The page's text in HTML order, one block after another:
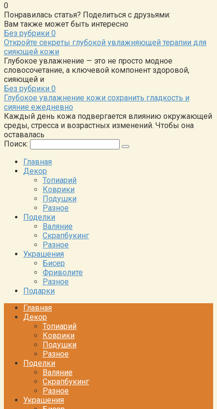
0
Понравилась статья? Поделиться с друзьями:
Вам также может быть интересно
Без рубрики 0
Откройте секреты глубокой увлажняющей терапии для
сияющей кожи
Глубокое увлажнение — это не просто модное
словосочетание, а ключевой компонент здоровой,
сияющей и
Без рубрики 0
Глубокое увлажнение кожи сохранить гладкость и
сияние ежедневно
Каждый день кожа подвергается влиянию окружающей
среды, стресса и возрастных изменений. Чтобы она
оставалась
Поиск:
Главная
Декор
Топиарий
Коврики
Подушки
Разное
Поделки
Валяние
Скрапбукинг
Разное
Украшения
Бисер
Фриволите
Разное
Подарки
Главная
Декор
Топиарий
Коврики
Подушки
Разное
Поделки
Валяние
Скрапбукинг
Разное
Украшения